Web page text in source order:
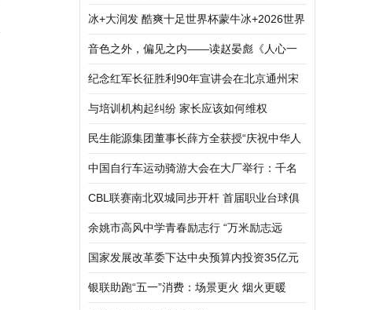
本扑灭明火 幸无人员伤亡
冰+大润发 酷爽十足世界杯蒙牛冰+2026世界
杯限定新品盛大发布
音色之外，偏见之内——读赵晏彪《人心一
叶障》有感
纪念红军长征胜利90年宣讲会在北京通州宋
庄村举行
与培训机构起纠纷 家长应该如何维权
民生能源集团董事长薛方全获授“庆祝中华人
民共和国成立70周年”纪念章
中国自行车运动骑游大会在大厂举行：千名
骑手齐竞技 以赛为媒促协同
CBL联赛南北双城同步开杆 首届职业台球俱
乐部联赛正式启幕
余姚市高风中学青春励志行 “万米励志远
足”释精神
国家发展改革委下达中央预算内投资35亿元
支持海南自由贸易港建设
银联助跑“五一”消费：场景更火 烟火更暖